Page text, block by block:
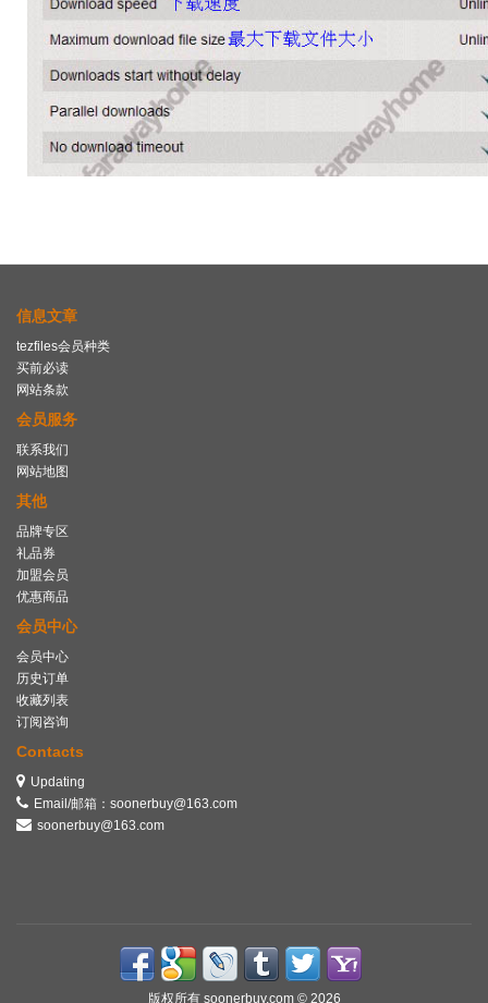
信息文章
tezfiles会员种类
买前必读
网站条款
会员服务
联系我们
网站地图
其他
品牌专区
礼品券
加盟会员
优惠商品
会员中心
会员中心
历史订单
收藏列表
订阅咨询
Contacts
Updating
Email/邮箱：soonerbuy@163.com
soonerbuy@163.com
版权所有 soonerbuy.com © 2026